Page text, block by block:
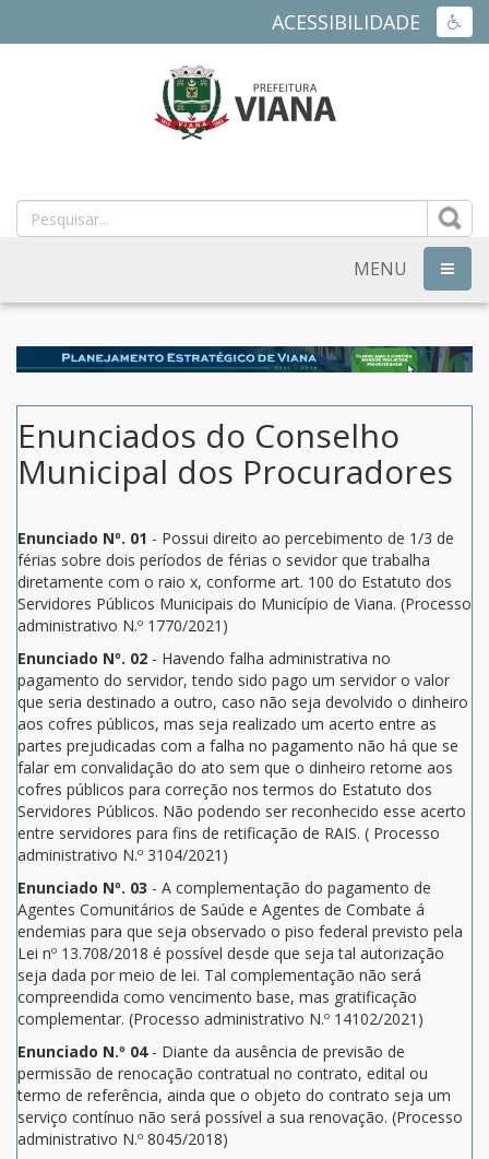
ACESSIBILIDADE
MUNICIPAL
DE
VIANA
ES
MENU
Enunciados do Conselho
Municipal dos Procuradores
Enunciado Nº. 01 - Possui direito ao percebimento de 1/3 de
férias sobre dois períodos de férias o sevidor que trabalha
diretamente com o raio x, conforme art. 100 do Estatuto dos
Servidores Públicos Municipais do Município de Viana. (Processo
administrativo N.º 1770/2021)
Enunciado Nº. 02 - Havendo falha administrativa no
pagamento do servidor, tendo sido pago um servidor o valor
que seria destinado a outro, caso não seja devolvido o dinheiro
aos cofres públicos, mas seja realizado um acerto entre as
partes prejudicadas com a falha no pagamento não há que se
falar em convalidação do ato sem que o dinheiro retorne aos
cofres públicos para correção nos termos do Estatuto dos
Servidores Públicos. Não podendo ser reconhecido esse acerto
entre servidores para fins de retificação de RAIS. ( Processo
administrativo N.º 3104/2021)
Enunciado Nº. 03 - A complementação do pagamento de
Agentes Comunitários de Saúde e Agentes de Combate á
endemias para que seja observado o piso federal previsto pela
Lei nº 13.708/2018 é possível desde que seja tal autorização
seja dada por meio de lei. Tal complementação não será
compreendida como vencimento base, mas gratificação
complementar. (Processo administrativo N.º 14102/2021)
Enunciado N.º 04- Diante da ausência de previsão de
permissão de renocação contratual no contrato, edital ou
termo de referência, ainda que o objeto do contrato seja um
serviço contínuo não será possível a sua renovação. (Processo
administrativo N.º 8045/2018)